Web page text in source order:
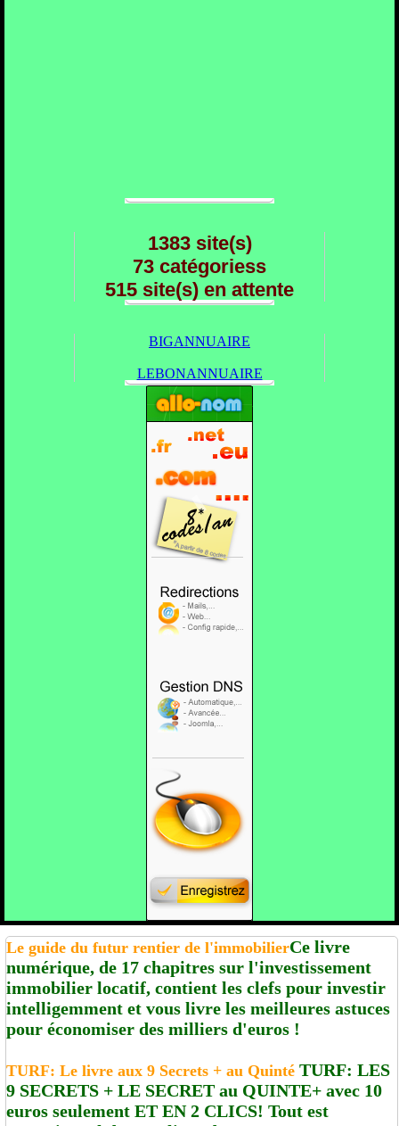
1383 site(s)
73 catégoriess
515 site(s) en attente
BIGANNUAIRE
LEBONANNUAIRE
Le guide du futur rentier de l'immobilierCe livre
numérique, de 17 chapitres sur l'investissement
immobilier locatif, contient les clefs pour investir
intelligemment et vous livre les meilleures astuces
pour économiser des milliers d'euros !
TURF: Le livre aux 9 Secrets + au Quinté TURF: LES
9 SECRETS + LE SECRET au QUINTE+ avec 10
euros seulement ET EN 2 CLICS! Tout est